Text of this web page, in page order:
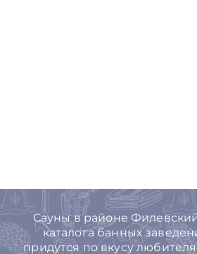
Сауны в районе
каталога банных
придутся по вкусу